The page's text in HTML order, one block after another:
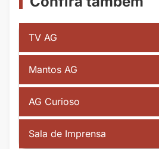
TV AG
Mantos AG
AG Curioso
Sala de Imprensa